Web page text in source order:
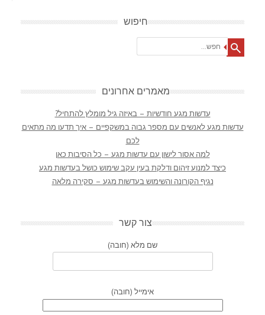
חיפוש
מאמרים אחרונים
עדשות מגע חודשיות – באיזה גיל מומלץ להתחיל?
עדשות מגע לאנשים עם מספר גבוה במשקפיים – איך תדעו מה מתאים
לכם
למה אסור לישון עם עדשות מגע – כל הסיבות כאן
כיצד למנוע זיהום ודלקת בעין עקב שימוש כושל בעדשות מגע
נגיף הקורונה והשימוש בעדשות מגע – סקירה מלאה
צור קשר
שם מלא (חובה)
אימייל (חובה)